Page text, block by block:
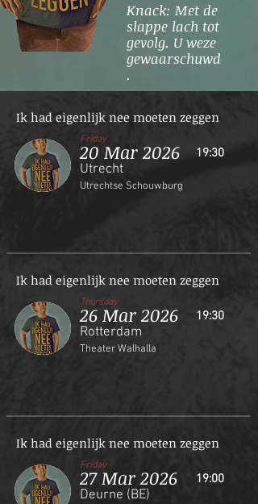
Knack: Met de
slappe lach tot
gevolg. U weze
gewaarschuwd
.
Ik had eigenlijk nee moeten zeggen
20 Mar 2026
Friday
19:30
Utrecht
Utrechtse Schouwburg
Ik had eigenlijk nee moeten zeggen
26 Mar 2026
Thursday
19:30
Rotterdam
Theater Walhalla
Ik had eigenlijk nee moeten zeggen
27 Mar 2026
Friday
19:00
Deurne (BE)